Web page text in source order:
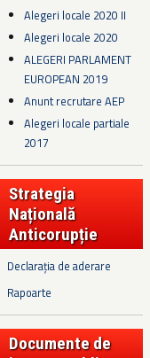
Alegeri locale 2020 II
Alegeri locale 2020
ALEGERI PARLAMENT
EUROPEAN 2019
Anunt recrutare AEP
Alegeri locale partiale
2017
Strategia
Națională
Anticorupție
Declarația de aderare
Rapoarte
Documente de